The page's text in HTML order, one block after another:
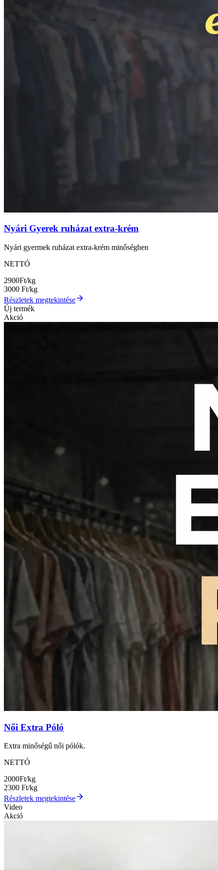
Nyári Gyerek ruházat extra-krém
Nyári gyermek ruházat extra-krém minőségben
NETTÓ
2900Ft/kg
3000 Ft/kg
Részletek megtekintése
Új termék
Akció
Női Extra Póló
Extra minőségű női pólók.
NETTÓ
2000Ft/kg
2300 Ft/kg
Részletek megtekintése
Video
Akció